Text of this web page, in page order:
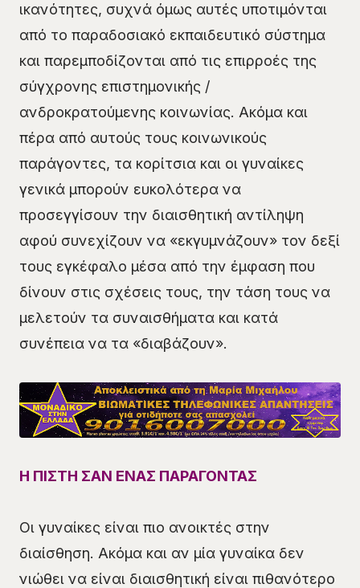
ικανότητες, συχνά όμως αυτές υποτιμόνται
από το παραδοσιακό εκπαιδευτικό σύστημα
και παρεμποδίζονται από τις επιρροές της
σύγχρονης επιστημονικής /
ανδροκρατούμενης κοινωνίας. Ακόμα και
πέρα από αυτούς τους κοινωνικούς
παράγοντες, τα κορίτσια και οι γυναίκες
γενικά μπορούν ευκολότερα να
προσεγγίσουν την διαισθητική αντίληψη
αφού συνεχίζουν να «εκγυμνάζουν» τον δεξί
τους εγκέφαλο μέσα από την έμφαση που
δίνουν στις σχέσεις τους, την τάση τους να
μελετούν τα συναισθήματα και κατά
συνέπεια να τα «διαβάζουν».
Η ΠΙΣΤΗ ΣΑΝ ΕΝΑΣ ΠΑΡΑΓΟΝΤΑΣ
Οι γυναίκες είναι πιο ανοικτές στην
διαίσθηση. Ακόμα και αν μία γυναίκα δεν
νιώθει να είναι διαισθητική είναι πιθανότερο